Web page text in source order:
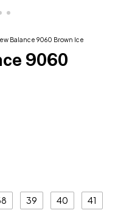
Balance 9060 Brown Ice
9060
39 40 41